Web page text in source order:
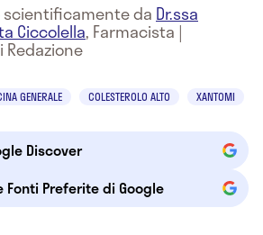
scientificamente da Dr.ssa
Ciccolella, Farmacista |
Redazione
GENERALE COLESTEROLO ALTO XANTOMI
Discover
Preferite di Google